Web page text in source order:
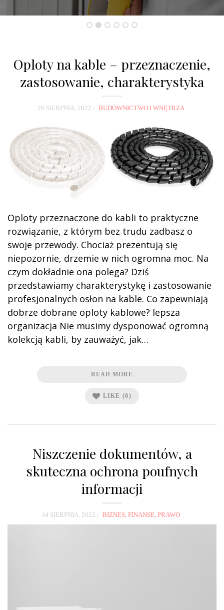
1 2 3 4 5 6
Oploty na kable – przeznaczenie,
zastosowanie, charakterystyka
26 SIERPNIA, 2022 BUDOWNICTWO I WNĘTRZA
Oploty przeznaczone do kabli to praktyczne
rozwiązanie, z którym bez trudu zadbasz o
swoje przewody. Chociaż prezentują się
niepozornie, drzemie w nich ogromna moc. Na
czym dokładnie ona polega? Dziś
przedstawiamy charakterystykę i zastosowanie
profesjonalnych osłon na kable. Co zapewniają
dobrze dobrane oploty kablowe? lepsza
organizacja Nie musimy dysponować ogromną
kolekcją kabli, by zauważyć, jak…
READ MORE
LIKE (0)
Niszczenie dokumentów, a
skuteczna ochrona poufnych
informacji
14 SIERPNIA, 2022 BIZNES, FINANSE, PRAWO